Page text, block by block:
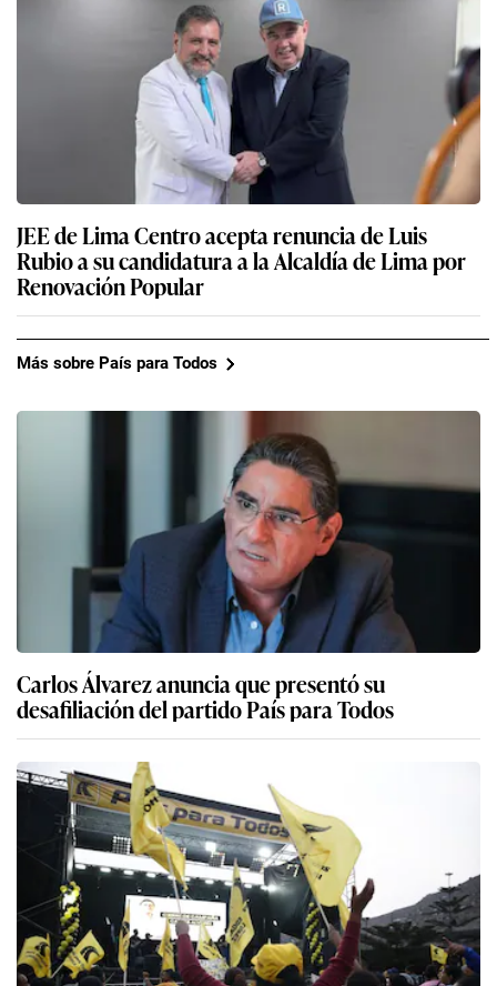
JEE de Lima Centro acepta renuncia de Luis
Rubio a su candidatura a la Alcaldía de Lima por
Renovación Popular
Más sobre País para Todos
Carlos Álvarez anuncia que presentó su
desafiliación del partido País para Todos